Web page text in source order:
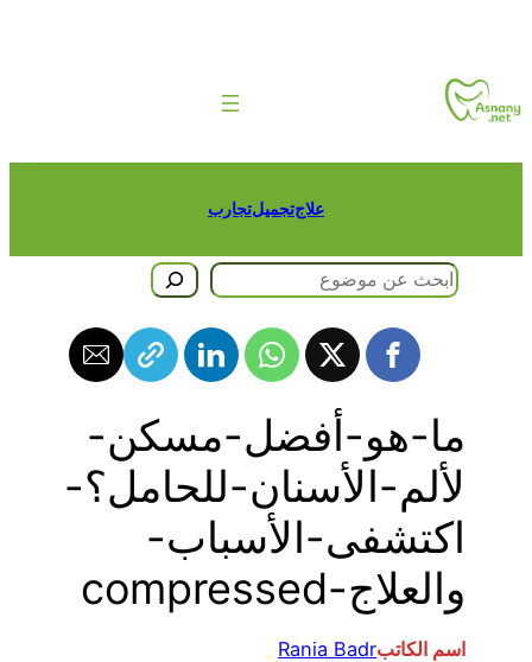
علاجتجميلتجارب
ما-هو-أفضل-مسكن-
لألم-الأسنان-للحامل؟-
اكتشفى-الأسباب-
والعلاج-compressed
اسم الكاتبRania Badr